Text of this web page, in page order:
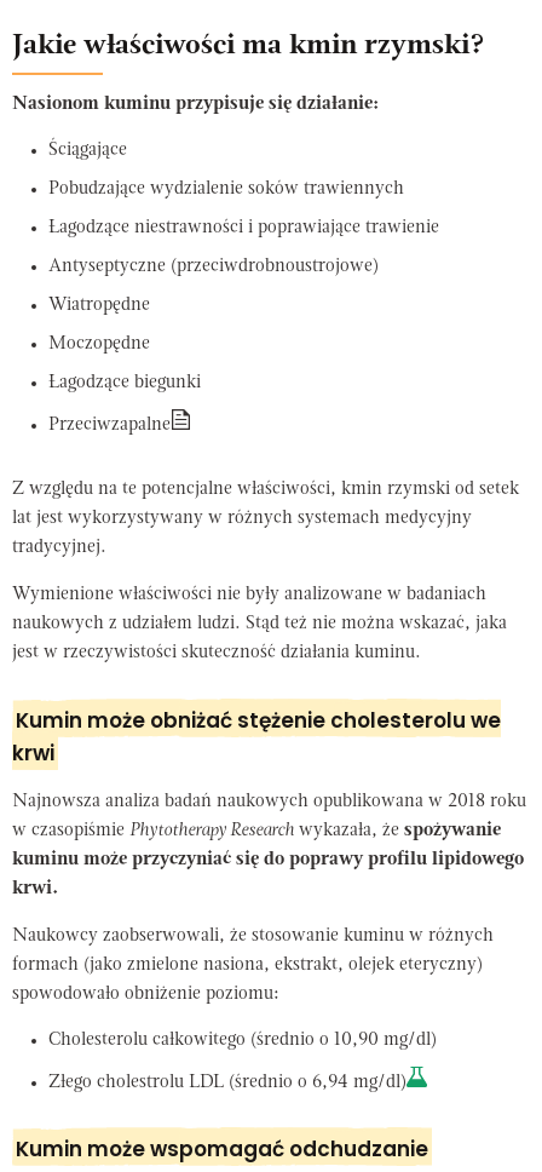
Jakie właściwości ma kmin rzymski?
Nasionom kuminu przypisuje się działanie:
Ściągające
Pobudzające wydzialenie soków trawiennych
Łagodzące niestrawności i poprawiające trawienie
Antyseptyczne (przeciwdrobnoustrojowe)
Wiatropędne
Moczopędne
Łagodzące biegunki
Przeciwzapalne
Z względu na te potencjalne właściwości, kmin rzymski od setek
lat jest wykorzystywany w różnych systemach medycyjny
tradycyjnej.
Wymienione właściwości nie były analizowane w badaniach
naukowych z udziałem ludzi. Stąd też nie można wskazać, jaka
jest w rzeczywistości skuteczność działania kuminu.
Kumin może obniżać stężenie cholesterolu we
krwi
Najnowsza analiza badań naukowych opublikowana w 2018 roku
w czasopiśmie Phytotherapy Research wykazała, że spożywanie
kuminu może przyczyniać się do poprawy profilu lipidowego
krwi.
Naukowcy zaobserwowali, że stosowanie kuminu w różnych
formach (jako zmielone nasiona, ekstrakt, olejek eteryczny)
spowodowało obniżenie poziomu:
Cholesterolu całkowitego (średnio o 10,90 mg/dl)
Złego cholestrolu LDL (średnio o 6,94 mg/dl)
Kumin może wspomagać odchudzanie